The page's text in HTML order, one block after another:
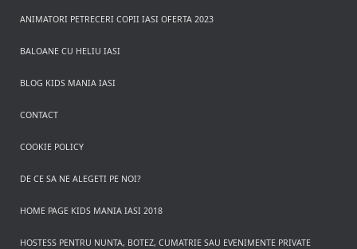
ANIMATORI PETRECERI COPII IASI OFERTA 2023
BALOANE CU HELIU IASI
BLOG KIDS MANIA IASI
CONTACT
COOKIE POLICY
DE CE SA NE ALEGETI PE NOI?
HOME PAGE KIDS MANIA IASI 2018
HOSTESS PENTRU NUNTA, BOTEZ, CUMATRIE SAU EVENIMENTE PRIVATE